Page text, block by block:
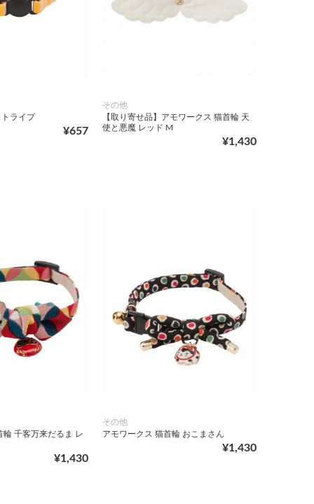
ライプ
¥657
その他
【取り寄せ品】アモワークス 猫首輪 天
使と悪魔 レッド M
¥1,430
輪 千客万来だるま レ
¥1,430
その他
アモワークス 猫首輪 おこまさん
¥1,430